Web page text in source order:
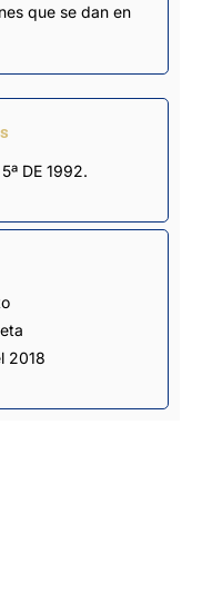
que se dan en
DE 1992.
2018